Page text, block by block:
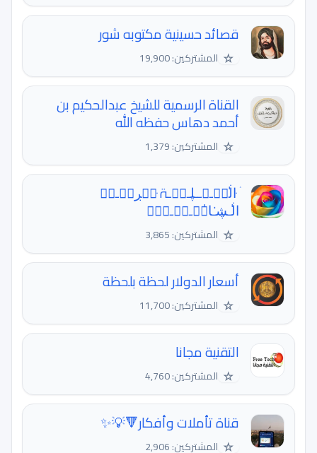
قصائد حسينية مكتوبه شور
☆ المشتركين: 19,900
القناة الرسمية للشيخ عبدالحكيم بن
أحمد دهاس حفظه الله
☆ المشتركين: 1,379
ۛ ּا̍ڶمۭـ؏ــڸـمۭـۃ ּمۭڔٻۧـمۭ
ا̍ڶـڜـٰا̍مۭـڛۜـېْۧ
☆ المشتركين: 3,865
أسعار الدولار لحظة بلحظة
☆ المشتركين: 11,700
التقنية مجانا
☆ المشتركين: 4,760
قناة تأملات وأفكار🔻💡✨
☆ المشتركين: 2,906